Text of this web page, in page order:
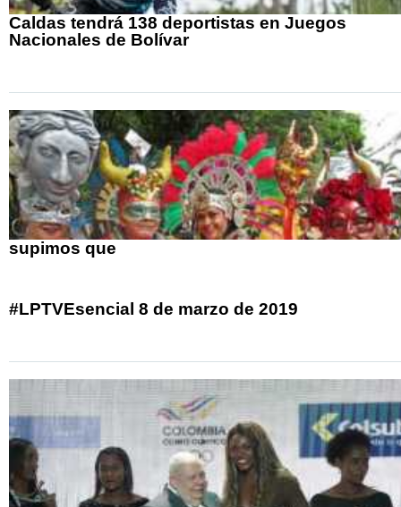
Caldas tendrá 138 deportistas en Juegos
Nacionales de Bolívar
supimos que
#LPTVEsencial 8 de marzo de 2019